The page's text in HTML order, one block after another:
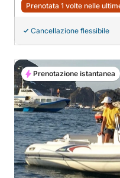
Prenotata 1 volte nelle
Cancellazione flessibile
Prenotazione istantanea